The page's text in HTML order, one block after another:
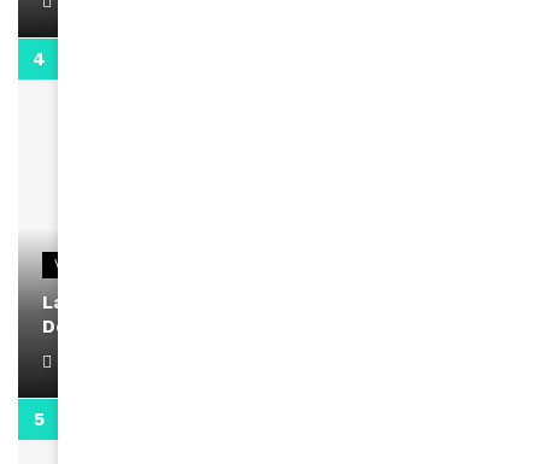
VIDEOS
La rubrique santé speciale coronavirus du
Docteur Makanda